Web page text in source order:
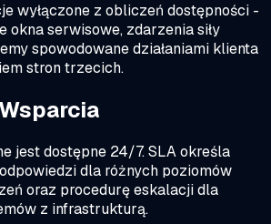
wyłączone z obliczeń dostępności -
okna serwisowe, zdarzenia siły
spowodowane działaniami klienta
stron trzecich.
jest dostępne 24/7. SLA określa
dla różnych poziomów
oraz procedurę eskalacji dla
z infrastrukturą.